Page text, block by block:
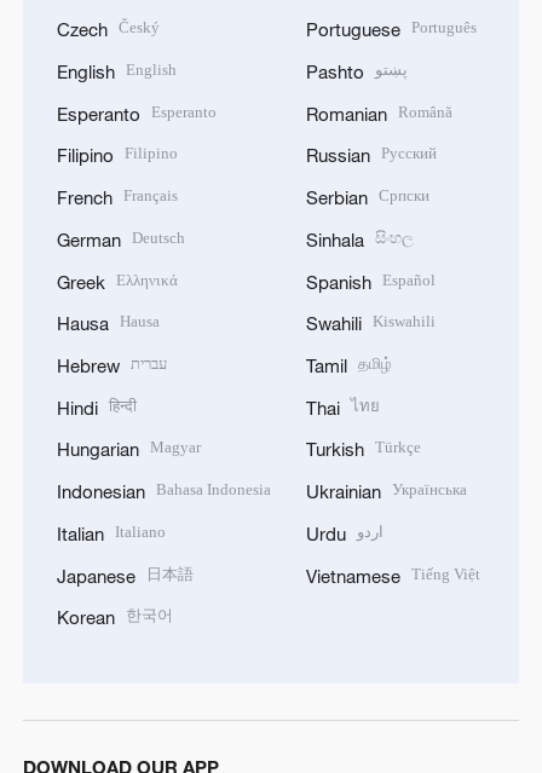
Czech Český
English English
Esperanto Esperanto
Filipino Filipino
French Français
German Deutsch
Greek Ελληνικά
Hausa Hausa
Hebrew עברית
Hindi हिन्दी
Hungarian Magyar
Indonesian Bahasa Indonesia
Italian Italiano
Japanese 日本語
Korean 한국어
Portuguese Português
Pashto پښتو
Romanian Română
Russian Русский
Serbian Српски
Sinhala සිංහල
Spanish Español
Swahili Kiswahili
Tamil தமிழ்
Thai ไทย
Turkish Türkçe
Ukrainian Українська
Urdu اردو
Vietnamese Tiếng Việt
DOWNLOAD OUR APP